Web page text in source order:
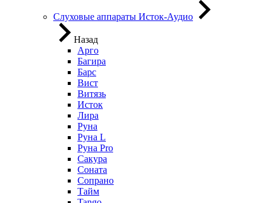
Слуховые аппараты Исток-Аудио
Назад
Арго
Багира
Барс
Вист
Витязь
Исток
Лира
Руна
Руна L
Руна Pro
Сакура
Соната
Сопрано
Тайм